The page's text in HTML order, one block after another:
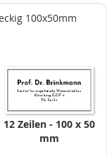
100x50mm
12 Zeilen
100 x 50
mm